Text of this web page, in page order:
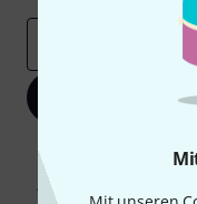
Mit Klick auf „Jetzt
Werbung und einer
Abmeldung ist jederzeit